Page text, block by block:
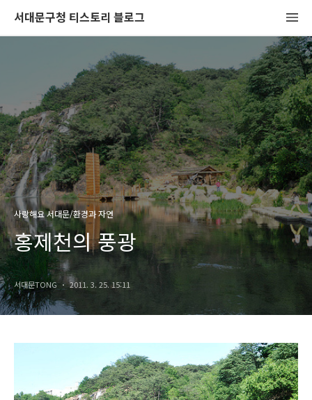
서대문구청 티스토리 블로그
사랑해요 서대문/환경과 자연
홍제천의 풍광
서대문TONG 2011. 3. 25. 15:11